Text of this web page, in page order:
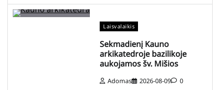
Laisvalaikis
Sekmadienį Kauno
arkikatedroje bazilikoje
aukojamos šv. Mišios
Adomas 2026-08-09 0